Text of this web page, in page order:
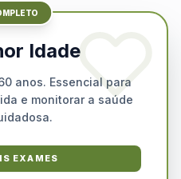
Idade
anos. Essencial para
e monitorar a saúde
EXAMES